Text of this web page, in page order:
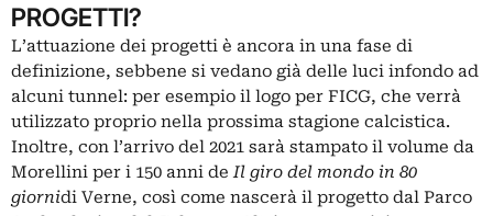
PROGETTI?
L’attuazione dei progetti è ancora in una fase di
definizione, sebbene si vedano già delle luci infondo ad
alcuni tunnel: per esempio il logo per FICG, che verrà
utilizzato proprio nella prossima stagione calcistica.
Inoltre, con l’arrivo del 2021 sarà stampato il volume da
Morellini per i 150 anni deIl giro del mondo in 80
giornidi Verne, così come nascerà il progetto dal Parco